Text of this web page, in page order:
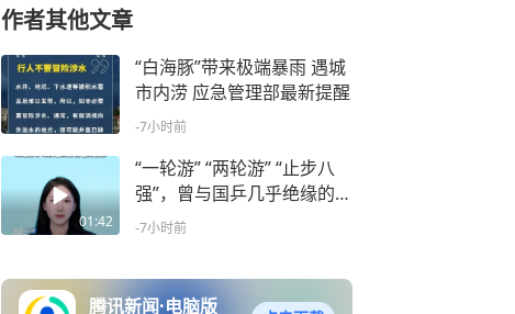
作者其他文章
“白海豚”带来极端暴雨 遇城
市内涝 应急管理部最新提醒
-7小时前
01:42
“一轮游” “两轮游” “止步八
强”，曾与国乒几乎绝缘的字
眼频繁出现，网友担心，国
-7小时前
腾讯新闻·电脑版